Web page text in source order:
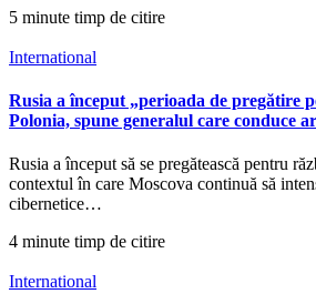
5 minute timp de citire
International
Rusia a început „perioada de pregătire
Polonia, spune generalul care conduce
Rusia a început să se pregătească pentru
contextul în care Moscova continuă să
cibernetice…
4 minute timp de citire
International